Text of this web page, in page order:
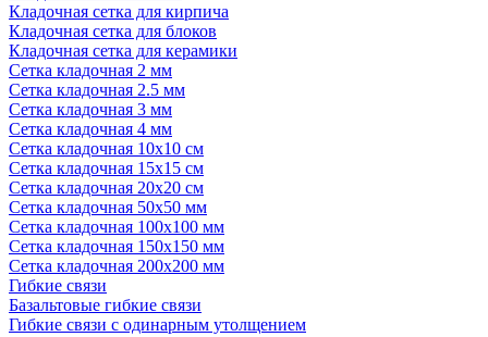
Кладочная сетка для кирпича
Кладочная сетка для блоков
Кладочная сетка для керамики
Сетка кладочная 2 мм
Сетка кладочная 2.5 мм
Сетка кладочная 3 мм
Сетка кладочная 4 мм
Сетка кладочная 10x10 см
Сетка кладочная 15x15 см
Сетка кладочная 20x20 см
Сетка кладочная 50x50 мм
Сетка кладочная 100x100 мм
Сетка кладочная 150x150 мм
Сетка кладочная 200x200 мм
Гибкие связи
Базальтовые гибкие связи
Гибкие связи с одинарным утолщением